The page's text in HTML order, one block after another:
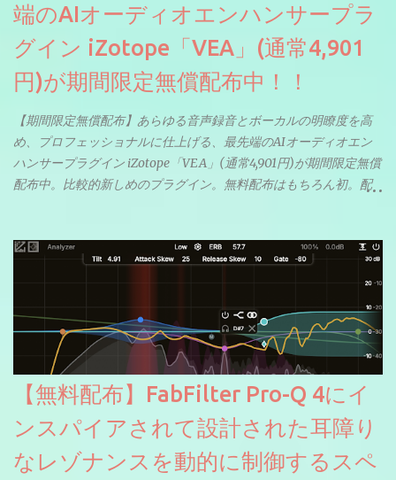
端のAIオーディオエンハンサープラ
グイン iZotope「VEA」(通常4,901
円)が期間限定無償配布中！！
【期間限定無償配布】あらゆる音声録音とボーカルの明瞭度を高
め、プロフェッショナルに仕上げる、最先端のAIオーディオエン
ハンサープラグイン iZotope「VEA」(通常4,901円)が期間限定無償
配布中。比較的新しめのプラグイン。無料配布はもちろん初。配
【無料配布】FabFilter Pro-Q 4にイ
ンスパイアされて設計された耳障り
なレゾナンスを動的に制御するスペ